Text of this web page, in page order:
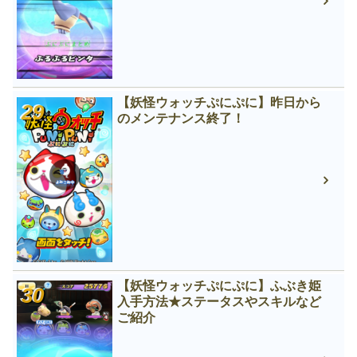
【妖怪ウォッチぷにぷに】昨日から
のメンテナンス終了！
【妖怪ウォッチぷにぷに】ふぶき姫
入手方法★ステータスやスキルなど
ご紹介